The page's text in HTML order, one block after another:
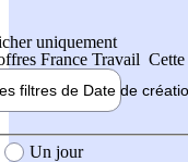
uniquement
France Travail
filtres de Date de
création de l'offre
Un jour